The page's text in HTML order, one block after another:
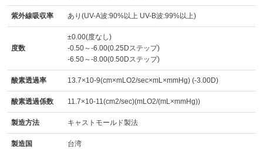
紫外線吸収率 あり(UV-A波:90%以上 UV-B波:99%以上)
度数
±0.00(度なし)
-0.50～-6.00(0.25Dステップ)
-6.50～-8.00(0.50Dステップ)
酸素透過率 13.7×10-9(cm×mLO2/sec×mL×mmHg) (-3.00D)
酸素透過係数 11.7×10-11(cm2/sec)(mLO2/(mL×mmHg))
製造方法 キャストモールド製法
製造国 台湾